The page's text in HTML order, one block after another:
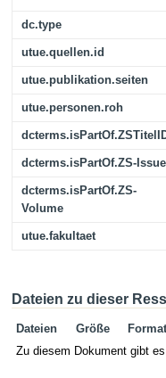
dc.type
utue.quellen.id
utue.publikation.seiten
utue.personen.roh
dcterms.isPartOf.ZS-Issue
dcterms.isPartOf.ZS-
Volume
utue.fakultaet
Dateien zu dieser
Dateien Größe
Format
Zu diesem Dokument gibt